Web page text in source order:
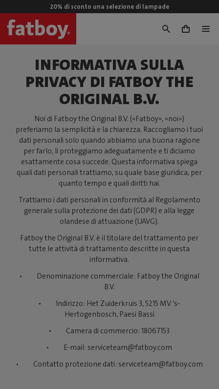
20% di sconto una selezione di lampade
0
INFORMATIVA SULLA
PRIVACY DI FATBOY THE
ORIGINAL B.V.
Noi di Fatboy the Original B.V. («Fatboy», «noi»)
preferiamo la semplicità e la chiarezza. Raccogliamo i tuoi
dati personali solo quando abbiamo una buona ragione
per farlo, li proteggiamo adeguatamente e ti diciamo
esattamente cosa succede. Questa informativa spiega
quali dati personali trattiamo, su quale base giuridica, per
quanto tempo e quali diritti hai.
Trattiamo i dati personali in conformità al Regolamento
generale sulla protezione dei dati (GDPR) e alla legge
olandese di attuazione (UAVG).
Fatboy the Original B.V. è il titolare del trattamento per
tutte le attività di trattamento descritte in questa
informativa.
• Denominazione commerciale: Fatboy the Original
B.V.
• Indirizzo: Het Zuiderkruis 3, 5215 MV ’s-
Hertogenbosch, Paesi Bassi
• Camera di commercio: 18067153
• E-mail: serviceteam@fatboy.com
• Contatto protezione dati: serviceteam@fatboy.com